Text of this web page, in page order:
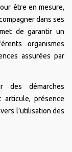
être en mesure,
dans ses
de garantir un
organismes
assurées par
des démarches
articule, présence
l’utilisation des